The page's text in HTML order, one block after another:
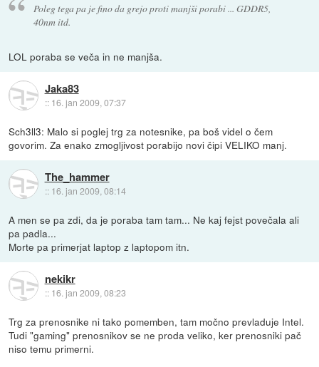
Poleg tega pa je fino da grejo proti manjši porabi ... GDDR5,
40nm itd.
LOL poraba se veča in ne manjša.
Jaka83
:: 16. jan 2009, 07:37
Sch3ll3: Malo si poglej trg za notesnike, pa boš videl o čem
govorim. Za enako zmogljivost porabijo novi čipi VELIKO manj.
The_hammer
:: 16. jan 2009, 08:14
A men se pa zdi, da je poraba tam tam... Ne kaj fejst povečala ali
pa padla...
Morte pa primerjat laptop z laptopom itn.
nekikr
:: 16. jan 2009, 08:23
Trg za prenosnike ni tako pomemben, tam močno prevladuje Intel.
Tudi "gaming" prenosnikov se ne proda veliko, ker prenosniki pač
niso temu primerni.